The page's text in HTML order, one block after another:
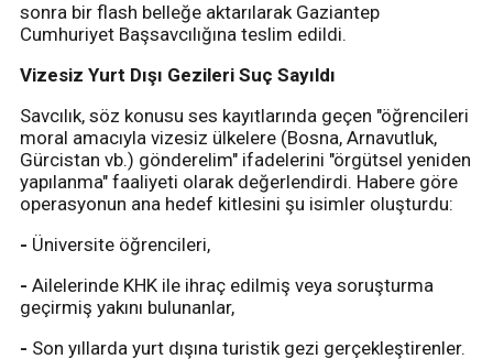
sonra bir flash belleğe aktarılarak Gaziantep
Cumhuriyet Başsavcılığına teslim edildi.
Vizesiz Yurt Dışı Gezileri Suç Sayıldı
Savcılık, söz konusu ses kayıtlarında geçen "öğrencileri
moral amacıyla vizesiz ülkelere (Bosna, Arnavutluk,
Gürcistan vb.) gönderelim" ifadelerini "örgütsel yeniden
yapılanma" faaliyeti olarak değerlendirdi. Habere göre
operasyonun ana hedef kitlesini şu isimler oluşturdu:
- Üniversite öğrencileri,
- Ailelerinde KHK ile ihraç edilmiş veya soruşturma
geçirmiş yakını bulunanlar,
- Son yıllarda yurt dışına turistik gezi gerçekleştirenler.